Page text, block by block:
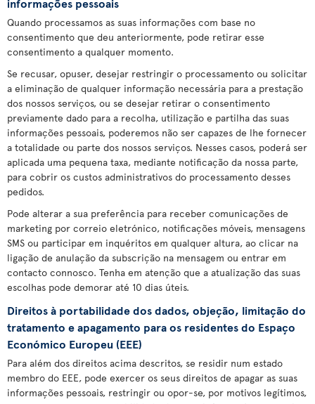
Quando processamos as suas informações com base no
consentimento que deu anteriormente, pode retirar esse
consentimento a qualquer momento.
Se recusar, opuser, desejar restringir o processamento ou solicitar
a eliminação de qualquer informação necessária para a prestação
dos nossos serviços, ou se desejar retirar o consentimento
previamente dado para a recolha, utilização e partilha das suas
informações pessoais, poderemos não ser capazes de lhe fornecer
a totalidade ou parte dos nossos serviços. Nesses casos, poderá ser
aplicada uma pequena taxa, mediante notificação da nossa parte,
para cobrir os custos administrativos do processamento desses
pedidos.
Pode alterar a sua preferência para receber comunicações de
marketing por correio eletrónico, notificações móveis, mensagens
SMS ou participar em inquéritos em qualquer altura, ao clicar na
ligação de anulação da subscrição na mensagem ou entrar em
contacto connosco. Tenha em atenção que a atualização das suas
escolhas pode demorar até 10 dias úteis.
Direitos à portabilidade dos dados, objeção, limitação do
tratamento e apagamento para os residentes do Espaço
Económico Europeu (EEE)
Para além dos direitos acima descritos, se residir num estado
membro do EEE, pode exercer os seus direitos de apagar as suas
informações pessoais, restringir ou opor-se, por motivos legítimos,